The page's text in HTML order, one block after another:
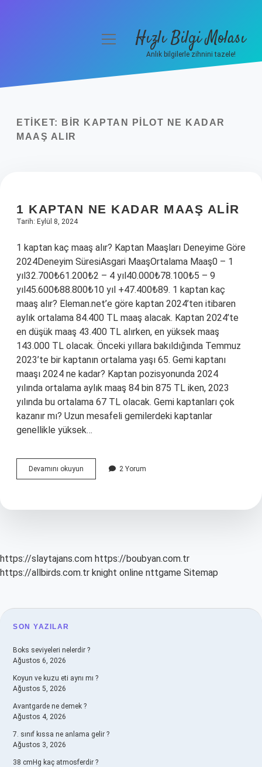
Yasal Uyarı
menüyüHızlı Bilgi Molası
Anlık bilgilerle zihnini tazele!
ETIKET:
BIR KAPTAN PILOT NE KADAR
MAAŞ ALIR
1 KAPTAN NE KADAR MAAŞ ALIR
Tarih: Eylül 8, 2024
1 kaptan kaç maaş alır? Kaptan Maaşları Deneyime Göre
2024Deneyim SüresiAsgari MaaşOrtalama Maaş0 – 1
yıl32.700₺61.200₺2 – 4 yıl40.000₺78.100₺5 – 9
yıl45.600₺88.800₺10 yıl +47.400₺89. 1 kaptan kaç
maaş alır? Eleman.net’e göre kaptan 2024’ten itibaren
aylık ortalama 84.400 TL maaş alacak. Kaptan 2024’te
en düşük maaş 43.400 TL alırken, en yüksek maaş
143.000 TL olacak. Önceki yıllara bakıldığında Temmuz
2023’te bir kaptanın ortalama yaşı 65. Gemi kaptanı
maaşı 2024 ne kadar? Kaptan pozisyonunda 2024
yılında ortalama aylık maaş 84 bin 875 TL iken, 2023
yılında bu ortalama 67 TL olacak. Gemi kaptanları çok
kazanır mı? Uzun mesafeli gemilerdeki kaptanlar
genellikle yüksek…
Devamını okuyun
Kaptan
Maaş
2 Yorum
https://slaytajans.com https://boubyan.com.tr
https://allbirds.com.tr knight online nttgame Sitemap
SIDEBAR
SON YAZILAR
Boks seviyeleri nelerdir ?
Ağustos 6, 2026
Koyun ve kuzu eti aynı mı ?
Ağustos 5, 2026
Avantgarde ne demek ?
Ağustos 4, 2026
7. sınıf kıssa ne anlama gelir ?
Ağustos 3, 2026
38 cmHg kaç atmosferdir ?